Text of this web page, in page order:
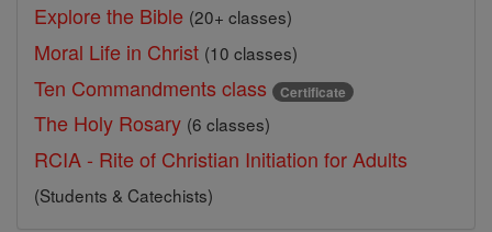
Explore the Bible (20+ classes)
Moral Life in Christ (10 classes)
Ten Commandments class Certificate
The Holy Rosary (6 classes)
RCIA - Rite of Christian Initiation for Adults
(Students & Catechists)